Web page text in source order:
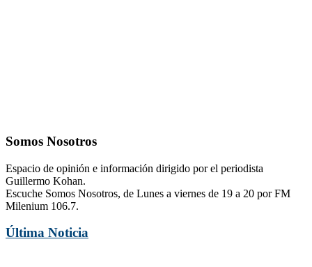
Somos Nosotros
Espacio de opinión e información dirigido por el periodista
Guillermo Kohan.
Escuche Somos Nosotros, de Lunes a viernes de 19 a 20 por FM
Milenium 106.7.
Última Noticia